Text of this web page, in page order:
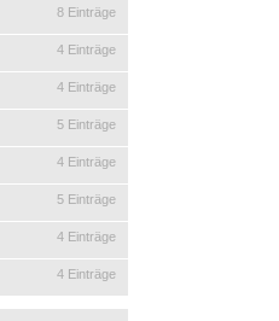
8 Einträge
4 Einträge
4 Einträge
5 Einträge
4 Einträge
5 Einträge
4 Einträge
4 Einträge